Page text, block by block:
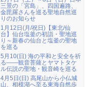
三景の「宮島」、四国遍路、
金毘羅さんを巡る聖地自然巡
りのお知らせ
1月12日(月/祝日)【東北/仙
台】仙台塩釜の初詣・聖地巡
り～新春の仙台と塩釜の聖地
を巡る
5月10(日) 海の平和と安全を祈
る――観音菩薩とヤマトタケ
ル伝説の聖地・観音崎を巡る
4月5日(日) 高尾山から小仏城
山、相模湖へ至る東海自然歩